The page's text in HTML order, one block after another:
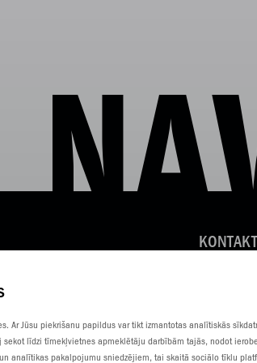
Ar Jūsu piekrišanu papildus var tikt izmantotas analītiskās
līdzi tīmekļvietnes apmeklētāju darbībām tajās, nodot
analītikas pakalpojumu sniedzējiem, tai skaitā sociālo tīklu